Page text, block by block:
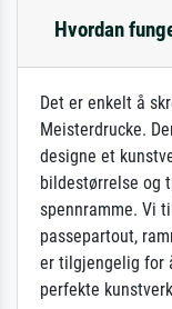
Hvordan
Det er enkelt å
Meisterdrucke.
designe et
bildestørrelse og
spennramme. Vi
passepartout,
er tilgjengelig for
perfekte